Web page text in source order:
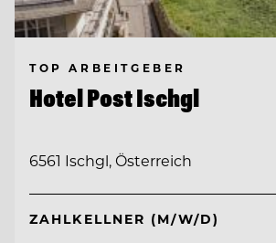
TOP ARBEITGEBER
Hotel Post Ischgl
6561 Ischgl, Österreich
ZAHLKELLNER (M/W/D)